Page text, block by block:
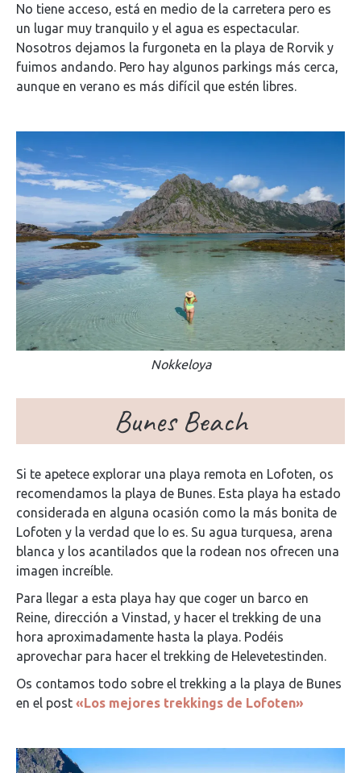
No tiene acceso, está en medio de la carretera pero es
un lugar muy tranquilo y el agua es espectacular.
Nosotros dejamos la furgoneta en la playa de Rorvik y
fuimos andando. Pero hay algunos parkings más cerca,
aunque en verano es más difícil que estén libres.
Nokkeloya
Bunes Beach
Si te apetece explorar una playa remota en Lofoten, os
recomendamos la playa de Bunes. Esta playa ha estado
considerada en alguna ocasión como la más bonita de
Lofoten y la verdad que lo es. Su agua turquesa, arena
blanca y los acantilados que la rodean nos ofrecen una
imagen increíble.
Para llegar a esta playa hay que coger un barco en
Reine, dirección a Vinstad, y hacer el trekking de una
hora aproximadamente hasta la playa. Podéis
aprovechar para hacer el trekking de Helevetestinden.
Os contamos todo sobre el trekking a la playa de Bunes
en el post «Los mejores trekkings de Lofoten»